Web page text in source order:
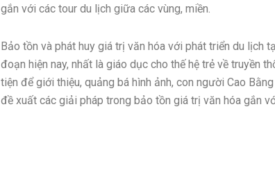
gắn với các tour du lịch giữa các vùng, miền.
Bảo tồn và phát huy giá trị văn hóa với phát triển du lịch
đoạn hiện nay, nhất là giáo dục cho thế hệ trẻ về truyền
tiện để giới thiệu, quảng bá hình ảnh, con người Cao
đề xuất các giải pháp trong bảo tồn giá trị văn hóa gắn